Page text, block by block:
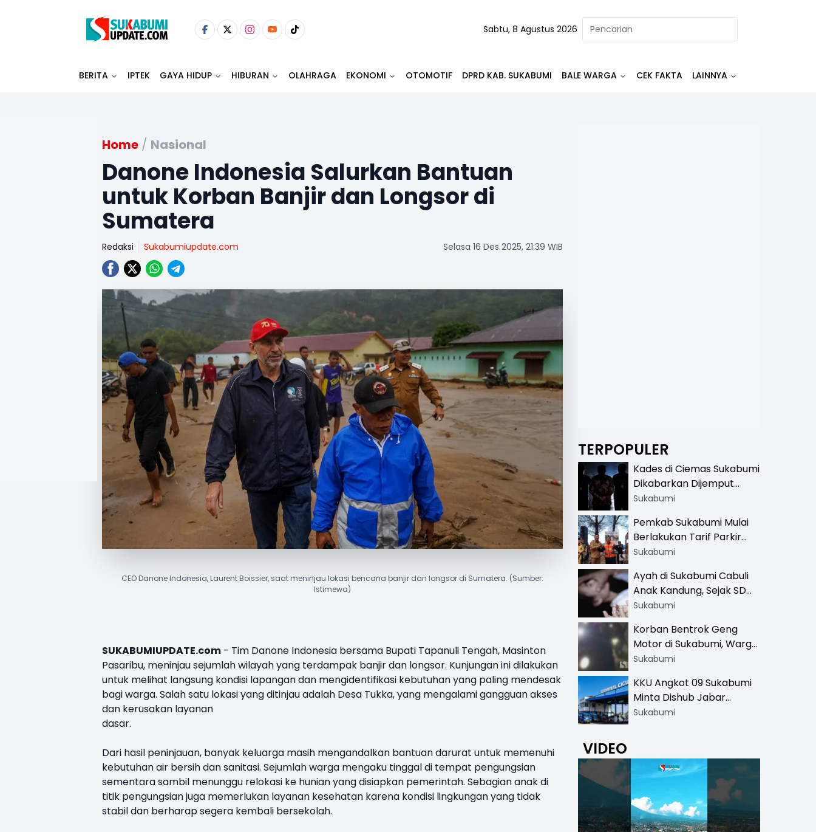
Sabtu, 8 Agustus 2026
BERITA IPTEK GAYA HIDUP HIBURAN OLAHRAGA EKONOMI OTOMOTIF DPRD KAB. SUKABUMI BALE WARGA CEK FAKTA LAINNYA
Home / Nasional
Danone Indonesia Salurkan Bantuan
untuk Korban Banjir dan Longsor di
Sumatera
Redaksi Sukabumiupdate.com Selasa 16 Des 2025, 21:39 WIB
CEO Danone Indonesia, Laurent Boissier, saat meninjau lokasi bencana banjir dan longsor di Sumatera. (Sumber:
Istimewa)
SUKABUMIUPDATE.com - Tim Danone Indonesia bersama Bupati Tapanuli Tengah, Masinton
Pasaribu, meninjau sejumlah wilayah yang terdampak banjir dan longsor. Kunjungan ini dilakukan
untuk melihat langsung kondisi lapangan dan mengidentifikasi kebutuhan yang paling mendesak
bagi warga. Salah satu lokasi yang ditinjau adalah Desa Tukka, yang mengalami gangguan akses
dan kerusakan layanan
dasar.
Dari hasil peninjauan, banyak keluarga masih mengandalkan bantuan darurat untuk memenuhi
kebutuhan air bersih dan sanitasi. Sejumlah warga mengaku tinggal di tempat pengungsian
sementara sambil menunggu relokasi ke hunian yang disiapkan pemerintah. Sebagian anak di
titik pengungsian juga memerlukan layanan kesehatan karena kondisi lingkungan yang tidak
stabil dan berharap segera kembali bersekolah.
TERPOPULER
Kades di Ciemas Sukabumi
Dikabarkan Dijemput
Satnarkoba, Polisi
Sukabumi
Pemkab Sukabumi Mulai
Berlakukan Tarif Parkir
Resmi di 13 Lokasi Wisata,
Khusus
Sukabumi
Ayah di Sukabumi Cabuli
Anak Kandung, Sejak SD
Hingga SMA
Sukabumi
Korban Bentrok Geng
Motor di Sukabumi, Warga
dan Sopir Tangki
Sukabumi
KKU Angkot 09 Sukabumi
Minta Dishub Jabar
Tertibkan Trayek Ciawi-
Sukabumi
VIDEO